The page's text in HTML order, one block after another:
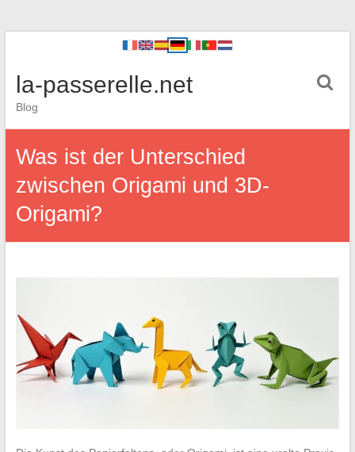
la-passerelle.net
Blog
Was ist der Unterschied
zwischen Origami und 3D-
Origami?